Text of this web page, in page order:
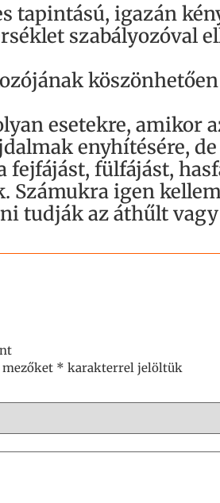
tapintású, igazán
szabályozóval
esetekre, amikor
enyhítésére,
fejfájást, fülfájást,
Számukra igen
tudják az áthűlt
* karakterrel jelöltük